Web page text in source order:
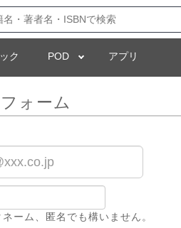
ク POD アプリ
ォーム
ーム、匿名でも構いません。